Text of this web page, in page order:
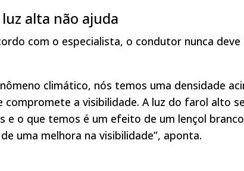
alta não ajuda
com o especialista, o condutor nunca deve
climático, nós temos uma densidade
a visibilidade. A luz do farol alto
e o que temos é um efeito de um lençol
uma melhora na visibilidade”, aponta.